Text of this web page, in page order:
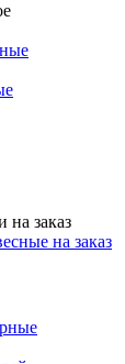
на заказ
на заказ